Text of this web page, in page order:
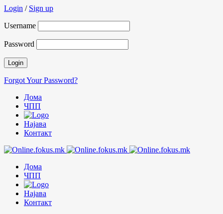
Login / Sign up
Username
Password
Forgot Your Password?
Дома
ЧПП
Најава
Контакт
Дома
ЧПП
Најава
Контакт